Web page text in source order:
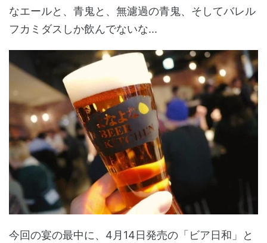
なエールと、青鬼と、無濾過の青鬼、そしてバレル
フカミダスしか飲んでないな...
今回の宴の最中に、4月14日発売の「ビア日和」と